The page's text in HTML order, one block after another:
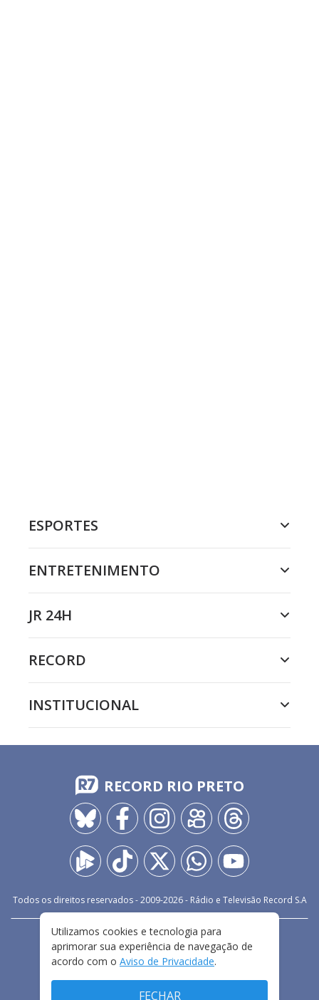
ESPORTES
ENTRETENIMENTO
JR 24H
RECORD
INSTITUCIONAL
RECORD RIO PRETO
Todos os direitos reservados - 2009-2026- Rádio e Televisão Record S.A
FALE CONOSCO
PRIVACIDADE
TERMOS E CONDIÇÕES DE USO
Utilizamos cookies e tecnologia para
aprimorar sua experiência de navegação de
acordo com o Aviso de Privacidade.
FECHAR